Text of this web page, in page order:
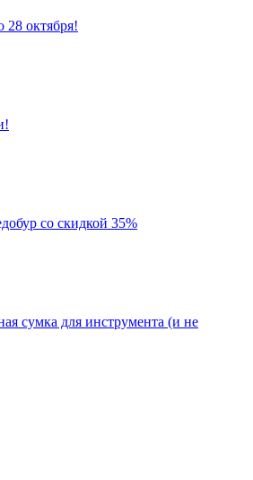
28 октября!
со скидкой 35%
для инструмента (и не